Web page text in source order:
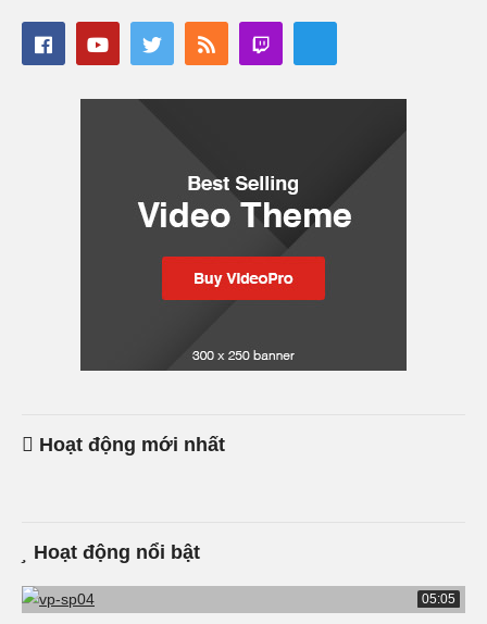
Hoạt động mới nhất
Hoạt động nổi bật
05:05